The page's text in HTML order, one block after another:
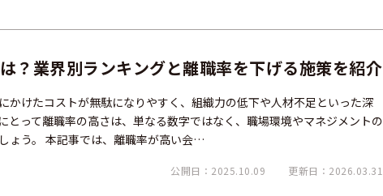
？業界別ランキングと離職率を下げる施策を紹介
かけたコストが無駄になりやすく、組織力の低下や人材不足といった深
とって離職率の高さは、単なる数字ではなく、職場環境やマネジメントの
ょう。 本記事では、離職率が高い会…
公開日：2025.10.09 更新日：2026.03.31